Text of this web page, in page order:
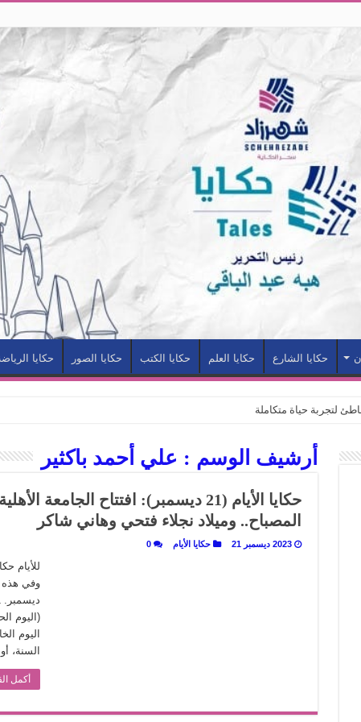
حكايا الشارع حكايا العلم حكايا الكتب حكايا الصور حكايا
لتجربة حياة متكاملة
يتحول المكان إلى بطل في روايات مريم عبد العزيز؟ (الجزء الأول)
في أدب مريم عبد العزيز
الكريتلية
الخديوي المنسي إلى الضوء
أرشيف الوسم : علي أحمد باكثير
حكايا الأيام (21 ديسمبر): افتتاح الجامعة
المصباح.. وميلاد نجلاء فتحي وهاني شاكر
2023 ديسمبر 21 حكايا الأيام 0
للأيام
(اليوم
السنة،
أكمل